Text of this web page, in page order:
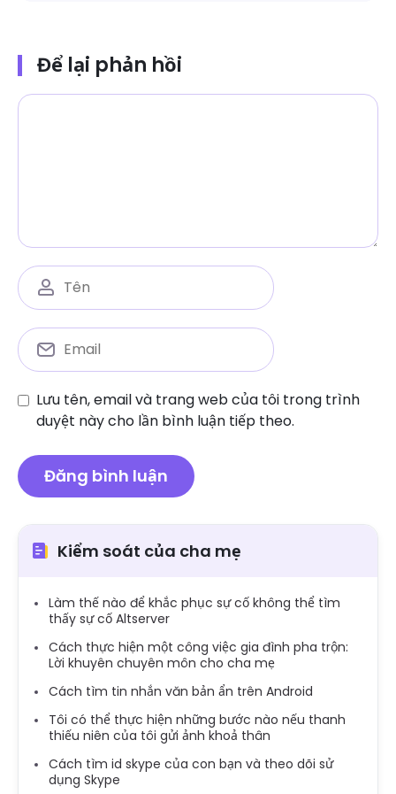
Để lại phản hồi
Lưu tên, email và trang web của tôi trong trình
duyệt này cho lần bình luận tiếp theo.
Kiểm soát của cha mẹ
Làm thế nào để khắc phục sự cố không thể tìm
thấy sự cố Altserver
Cách thực hiện một công việc gia đình pha trộn:
Lời khuyên chuyên môn cho cha mẹ
Cách tìm tin nhắn văn bản ẩn trên Android
Tôi có thể thực hiện những bước nào nếu thanh
thiếu niên của tôi gửi ảnh khoả thân
Cách tìm id skype của con bạn và theo dõi sử
dụng Skype